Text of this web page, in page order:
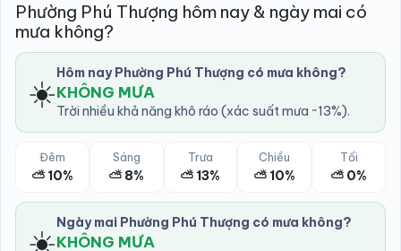
Phường Phú Thượng hôm nay & ngày mai có
mưa không?
☀️ Hôm nay Phường Phú Thượng có mưa không?
KHÔNG MƯA
Trời nhiều khả năng khô ráo (xác suất mưa ~13%).
Đêm
⛅ 10%
Sáng
⛅ 8%
Trưa
⛅ 13%
Chiều
⛅ 10%
Tối
⛅ 0%
☀️ Ngày mai Phường Phú Thượng có mưa không?
KHÔNG MƯA